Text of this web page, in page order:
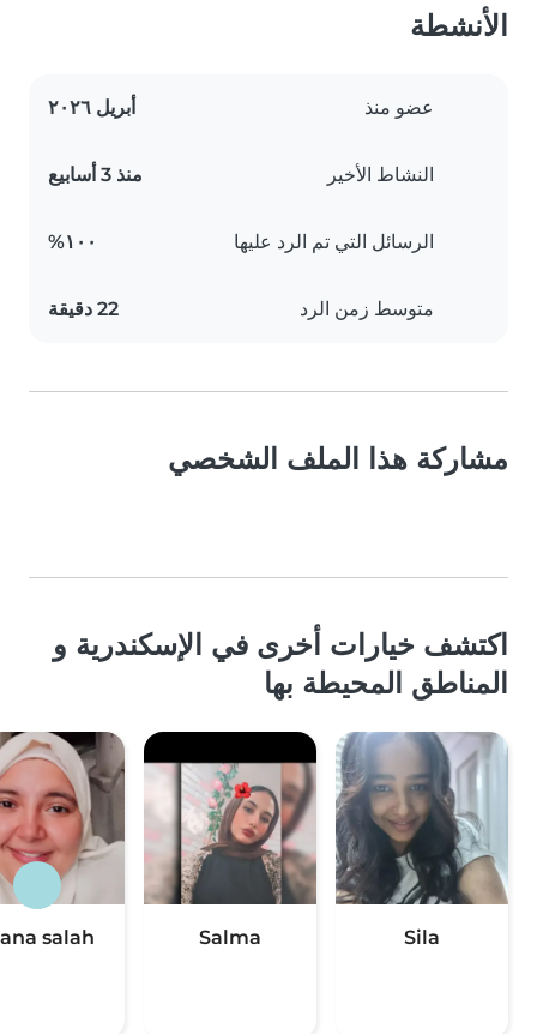
الأنشطة
عضو منذ أبريل ٢٠٢٦
النشاط الأخير منذ 3 أسابيع
الرسائل التي تم الرد عليها ١٠٠%
متوسط زمن الرد 22 دقيقة
مشاركة هذا الملف الشخصي
اكتشف خيارات أخرى في الإسكندرية و
المناطق المحيطة بها
Sila
Salma
salah